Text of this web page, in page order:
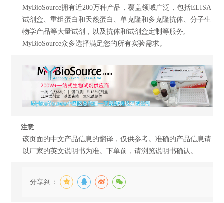
MyBioSource拥有近200万种产品，覆盖领域广泛，包括ELISA
试剂盒、重组蛋白和天然蛋白、单克隆和多克隆抗体、分子生
物学产品等大量试剂，以及抗体和试剂盒定制等服务,
MyBioSource众多选择满足您的所有实验需求。
注意
该页面的中文产品信息的翻译，仅供参考。准确的产品信息请
以厂家的英文说明书为准。下单前，请浏览说明书确认。
分享到：